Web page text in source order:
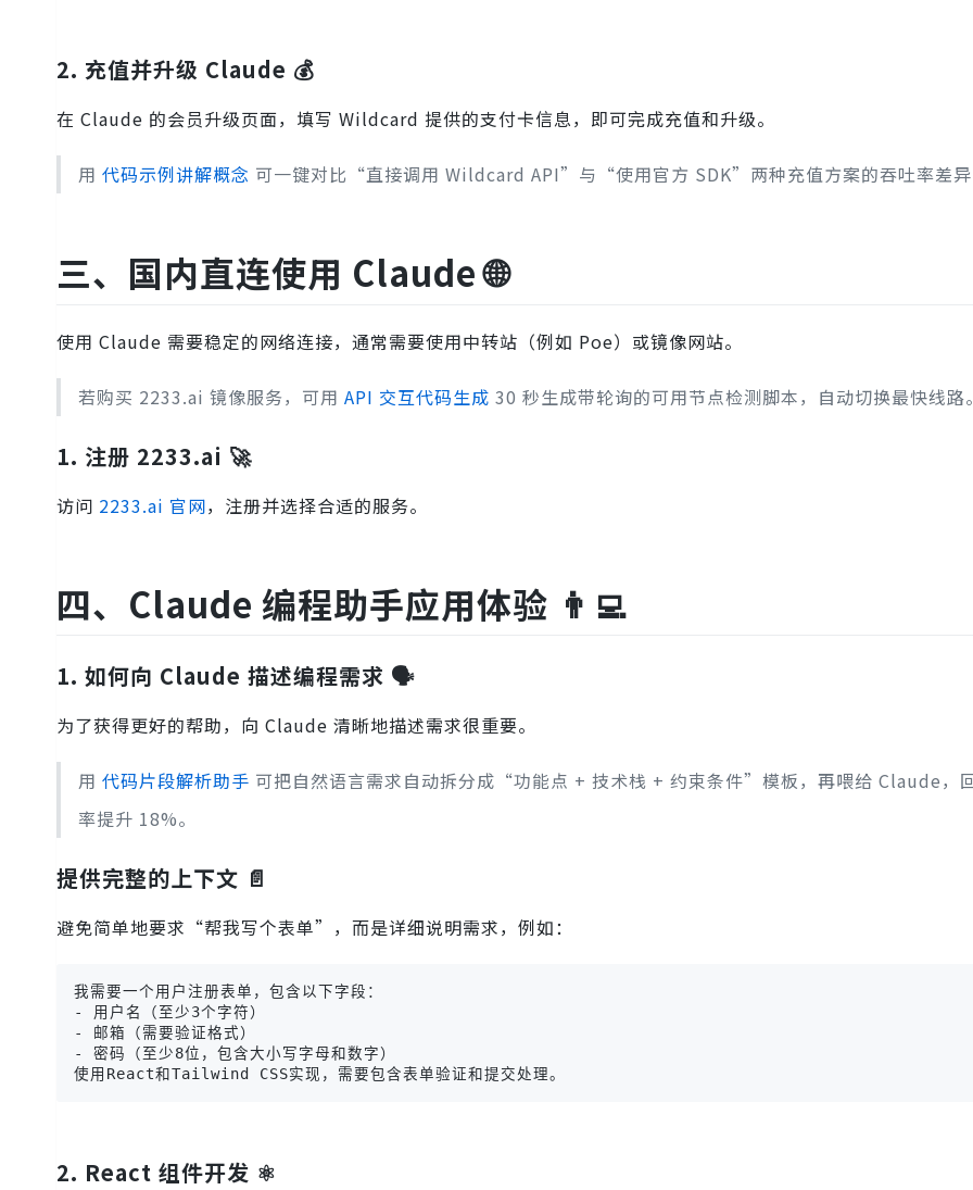
2. 充值并升级 Claude 💰
在 Claude 的会员升级页面，填写 Wildcard 提供的支付卡信息，即可完成充值和升级。
用 代码示例讲解概念 可一键对比“直接调用 Wildcard API”与“使用官方 SDK”两种充值方案的吞吐率差
三、国内直连使用 Claude 🌐
使用 Claude 需要稳定的网络连接，通常需要使用中转站（例如 Poe）或镜像网站。
若购买 2233.ai 镜像服务，可用 API 交互代码生成 30 秒生成带轮询的可用节点检测脚本，自动切换最快线路
1. 注册 2233.ai 🚀
访问 2233.ai 官网，注册并选择合适的服务。
四、Claude 编程助手应用体验 👨‍💻
1. 如何向 Claude 描述编程需求 🗣️
为了获得更好的帮助，向 Claude 清晰地描述需求很重要。
用 代码片段解析助手 可把自然语言需求自动拆分成“功能点 + 技术栈 + 约束条件”模板，再喂给 Claude，
率提升 18%。
提供完整的上下文 📄
避免简单地要求“帮我写个表单”，而是详细说明需求，例如：
我需要一个用户注册表单，包含以下字段：
- 用户名（至少3个字符）
- 邮箱（需要验证格式）
- 密码（至少8位，包含大小写字母和数字）
使用React和Tailwind CSS实现，需要包含表单验证和提交处理。
2. React 组件开发 ⚛️